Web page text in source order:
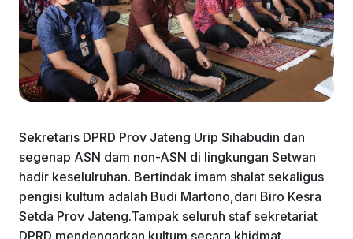
Sekretaris DPRD Prov Jateng Urip Sihabudin dan
segenap ASN dam non-ASN di lingkungan Setwan
hadir keselulruhan. Bertindak imam shalat sekaligus
pengisi kultum adalah Budi Martono,dari Biro Kesra
Setda Prov Jateng.Tampak seluruh staf sekretariat
DPRD mendengarkan kultum secara khidmat.